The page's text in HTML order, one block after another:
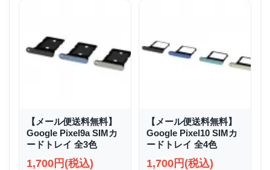
【メール便送料無料】
Google Pixel9a SIMカ
ードトレイ 全3色
1,700円(税込)
【メール便送料無料】
Google Pixel10 SIMカ
ードトレイ 全4色
1,700円(税込)